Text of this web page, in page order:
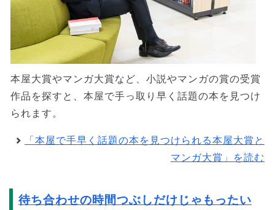
本屋大賞やマンガ大賞など、小説やマンガの賞の受賞
作品を探すと、本屋で手っ取り早く話題の本を見つけ
られます。
「本屋で手早く話題の本を見つけられる本屋大賞と
マンガ大賞」を読む
待ち合わせの時間つぶしだけじゃもったい